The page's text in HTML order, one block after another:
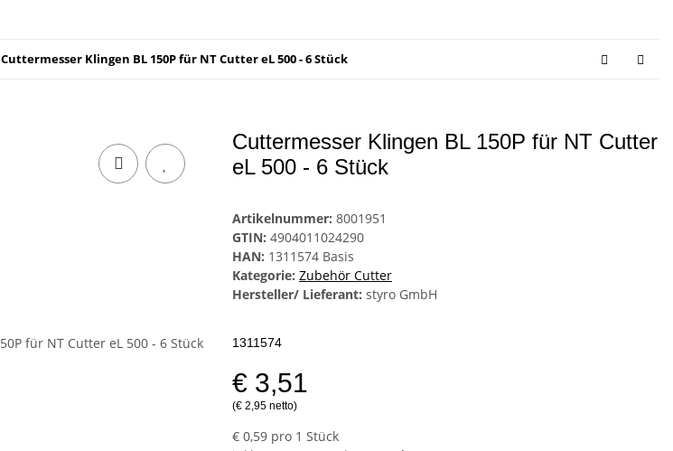
Cuttermesser Klingen BL 150P für NT Cutter eL 500 - 6 Stück
Cuttermesser Klingen BL 150P für NT Cutter
eL 500 - 6 Stück
Artikelnummer: 8001951
GTIN: 4904011024290
HAN: 1311574 Basis
Kategorie: Zubehör Cutter
Hersteller/ Lieferant: styro GmbH
1311574
€ 3,51
(€ 2,95 netto)
€ 0,59 pro 1 Stück